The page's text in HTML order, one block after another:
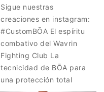
Sigue nuestras
creaciones en instagram:
#CustomBŌA El espíritu
combativo del Wavrin
Fighting Club La
tecnicidad de BŌA para
una protección total